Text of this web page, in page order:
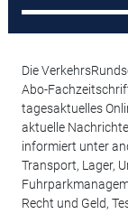
Die
Abo-
tagesaktuelles
aktuelle
informiert unter
Transport, Lager,
Recht und Geld,